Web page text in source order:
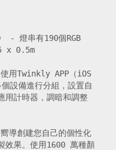
燈串有190個RGB
5 x 0.5m
用Twinkly APP（iOS
設備進行分組，設置自
用計時器，調暗和調整
創建您自己的個性化
效果。使用1600 萬種顏